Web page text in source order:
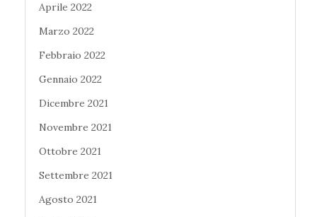
Aprile 2022
Marzo 2022
Febbraio 2022
Gennaio 2022
Dicembre 2021
Novembre 2021
Ottobre 2021
Settembre 2021
Agosto 2021